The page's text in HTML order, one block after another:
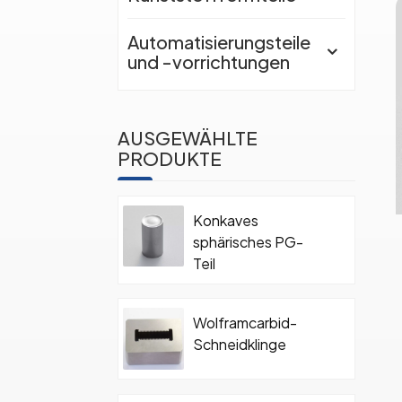
Automatisierungsteile
und -vorrichtungen
AUSGEWÄHLTE
PRODUKTE
Konkaves
sphärisches PG-
Teil
Wolframcarbid-
Schneidklinge